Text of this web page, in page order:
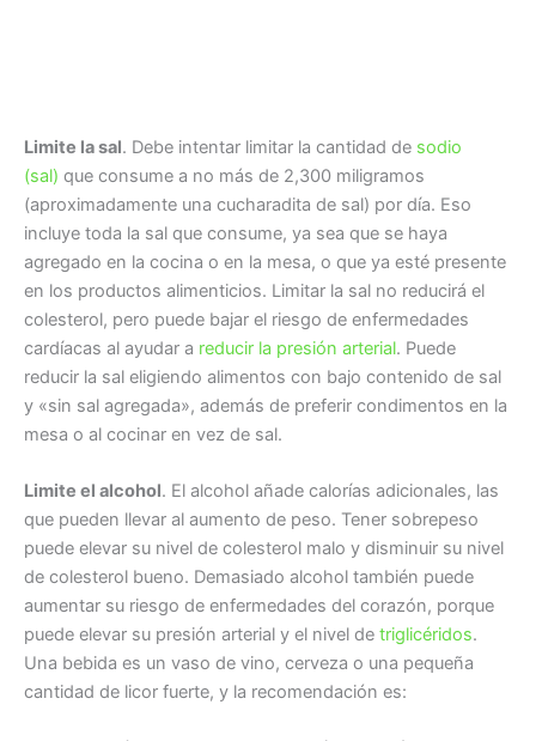
Limite la sal. Debe intentar limitar la cantidad de sodio
(sal) que consume a no más de 2,300 miligramos
(aproximadamente una cucharadita de sal) por día. Eso
incluye toda la sal que consume, ya sea que se haya
agregado en la cocina o en la mesa, o que ya esté presente
en los productos alimenticios. Limitar la sal no reducirá el
colesterol, pero puede bajar el riesgo de enfermedades
cardíacas al ayudar a reducir la presión arterial. Puede
reducir la sal eligiendo alimentos con bajo contenido de sal
y «sin sal agregada», además de preferir condimentos en la
mesa o al cocinar en vez de sal.
Limite el alcohol. El alcohol añade calorías adicionales, las
que pueden llevar al aumento de peso. Tener sobrepeso
puede elevar su nivel de colesterol malo y disminuir su nivel
de colesterol bueno. Demasiado alcohol también puede
aumentar su riesgo de enfermedades del corazón, porque
puede elevar su presión arterial y el nivel de triglicéridos.
Una bebida es un vaso de vino, cerveza o una pequeña
cantidad de licor fuerte, y la recomendación es: